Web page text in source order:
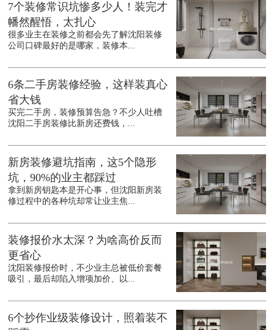
7个装修常识坑惨多少人！装完才
幡然醒悟，太扎心
很多业主在装修之前都会先了解沈阳装修
公司口碑最好的是哪家，装修本...
6条二手房装修经验，这样装真心
省大钱
买完二手房，装修预算告急？不少人吐槽
沈阳二手房装修比新房还费钱，...
新房装修避坑指南，这5个隐形
坑，90%的业主都踩过
拿到新房钥匙本是开心事，但沈阳新房装
修过程中的各种坑却常让业主焦...
装修报价水太深？为啥高价反而
更省心
沈阳装修报价时，不少业主总被低价套餐
吸引，最后却陷入增项加价、以...
6个抄作业级装修设计，照着装不